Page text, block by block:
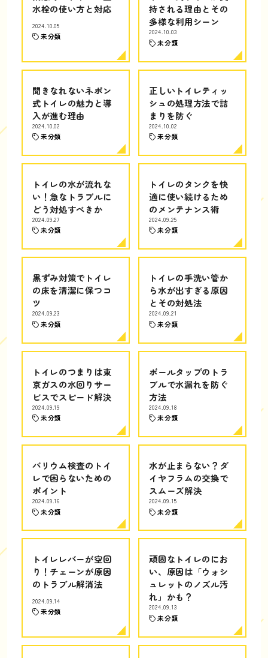
水栓の使い方と対応
2024.10.05
未分類
持される理由とその
多様な利用シーン
2024.10.03
未分類
聞きなれないネポン
式トイレの魅力と導
入が進む理由
2024.10.02
未分類
正しいトイレティッ
シュの処理方法で詰
まりを防ぐ
2024.10.02
未分類
トイレの水が流れな
い！急なトラブルに
どう対処すべきか
2024.09.27
未分類
トイレのタンクを快
適に使い続けるため
のメンテナンス術
2024.09.25
未分類
黒ずみ対策でトイレ
の床を清潔に保つコ
ツ
2024.09.23
未分類
トイレの手洗い管か
ら水が出すぎる原因
とその対処法
2024.09.21
未分類
トイレのつまりは東
京ガスの水回りサー
ビスでスピード解決
2024.09.19
未分類
ボールタップのトラ
ブルで水漏れを防ぐ
方法
2024.09.18
未分類
バリウム検査のトイ
レで困らないための
ポイント
2024.09.16
未分類
水が止まらない？ダ
イヤフラムの交換で
スムーズ解決
2024.09.15
未分類
トイレレバーが空回
り！チェーンが原因
のトラブル解消法
2024.09.14
未分類
頑固なトイレのにお
い、原因は「ウォシ
ュレットのノズル汚
れ」かも？
2024.09.13
未分類